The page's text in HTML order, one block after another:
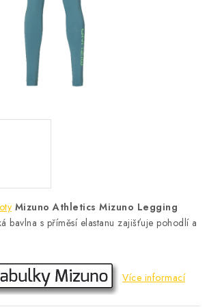
Mizuno Athletics Mizuno Legging
bavlna s příměsí elastanu zajišťuje pohodlí a
Více informací